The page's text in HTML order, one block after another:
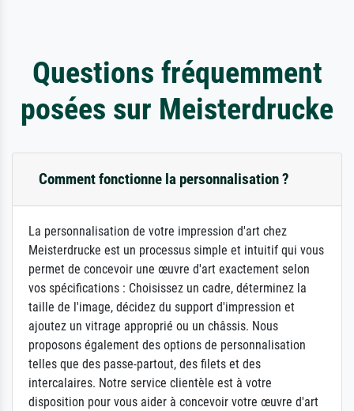
Questions fréquemment
posées sur Meisterdrucke
Comment fonctionne la personnalisation ?
La personnalisation de votre impression d'art chez
Meisterdrucke est un processus simple et intuitif qui vous
permet de concevoir une œuvre d'art exactement selon
vos spécifications : Choisissez un cadre, déterminez la
taille de l'image, décidez du support d'impression et
ajoutez un vitrage approprié ou un châssis. Nous
proposons également des options de personnalisation
telles que des passe-partout, des filets et des
intercalaires. Notre service clientèle est à votre
disposition pour vous aider à concevoir votre œuvre d'art